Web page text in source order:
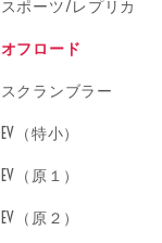
スポーツ/レプリカ
オフロード
スクランブラー
EV（特小）
EV（原１）
EV（原２）